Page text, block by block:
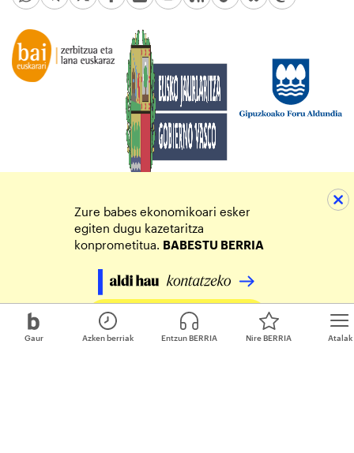
Gaur Atalak
Azken berriak Entzun BERRIA Nire BERRIA
Zure babes ekonomikoari esker
egiten dugu kazetaritza
konprometitua. BABESTU BERRIA
Egin zure ekarpena